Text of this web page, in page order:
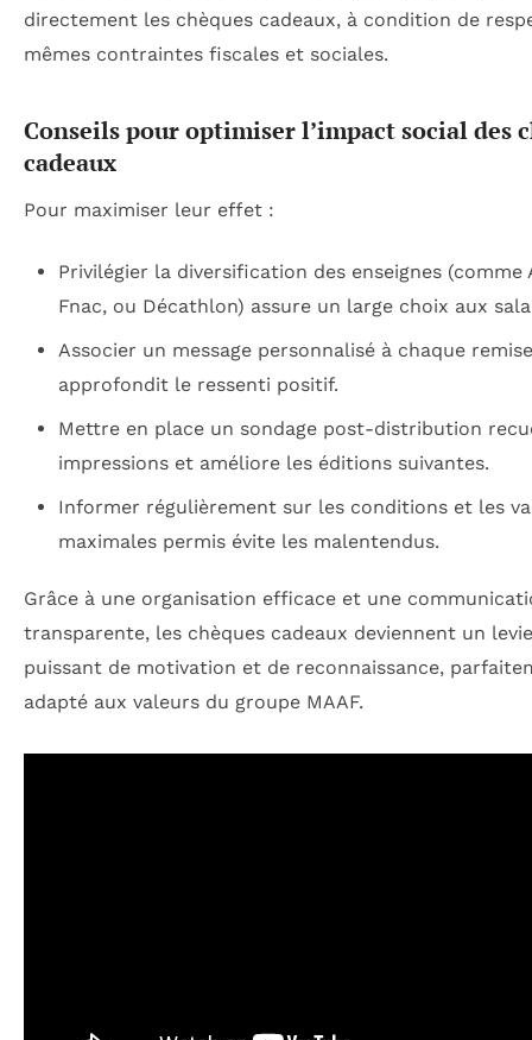
directement les chèques cadeaux, à condition de
mêmes contraintes fiscales et sociales.
Conseils pour optimiser l’impact social des
cadeaux
Pour maximiser leur effet :
Privilégier la diversification des enseignes (comme
Fnac, ou Décathlon) assure un large choix aux
Associer un message personnalisé à chaque remise
approfondit le ressenti positif.
Mettre en place un sondage post-distribution
impressions et améliore les éditions suivantes.
Informer régulièrement sur les conditions et les
maximales permis évite les malentendus.
Grâce à une organisation efficace et une
transparente, les chèques cadeaux deviennent un
puissant de motivation et de reconnaissance,
adapté aux valeurs du groupe MAAF.